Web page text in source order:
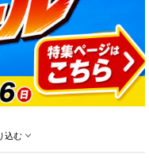
込む